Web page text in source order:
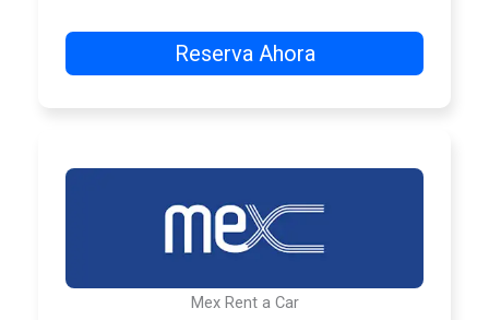
Reserva Ahora
Mex Rent a Car